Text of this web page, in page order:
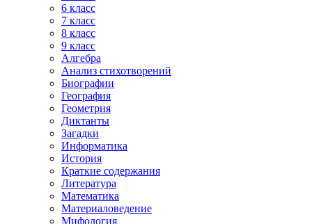
6 класс
7 класс
8 класс
9 класс
Алгебра
Анализ стихотворений
Биографии
География
Геометрия
Диктанты
Загадки
Информатика
История
Краткие содержания
Литература
Математика
Материаловедение
Мифология